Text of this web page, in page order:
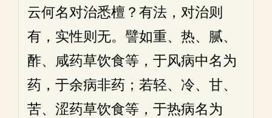
云何名对治悉檀？有法，对治则
有，实性则无。譬如重、热、腻、
酢、咸药草饮食等，于风病中名为
药，于余病非药；若轻、冷、甘、
苦、涩药草饮食等，于热病名为